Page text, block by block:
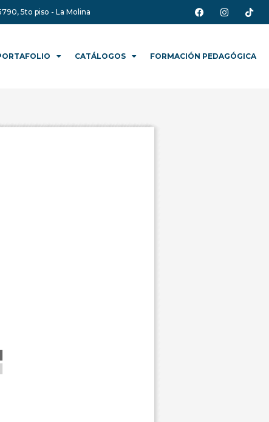
5to piso - La Molina
CATÁLOGOS FORMACIÓN PEDAGÓGICA